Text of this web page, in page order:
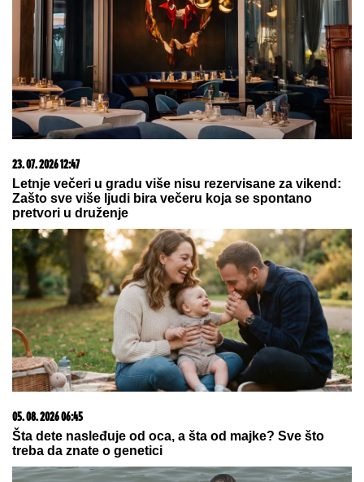
"ZLO ĆE SE PRETVARATI DA JE DOBRO"
Đurđević iznenadila objavom, voditeljka podelila
savet: "Kad god vidiš zlo, veruj da je zlo"
ČOLA PRIČAO SA ĆERKOM DOK JE
UŽIVALA NA MORULara došla na
plažu sa torbom od 1.500 eura, a evo
kako je reagovala na poziv oca
Pričalo se da ima nešto sa njegovim
OCEM, a sada ga PRIMILA U STAN i
(VIDEO)